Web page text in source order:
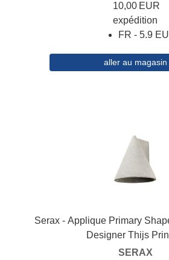
10,00 EUR
expédition
FR - 5.9
aller au magasin
Serax - Applique Primary
Designer Thijs
SERAX